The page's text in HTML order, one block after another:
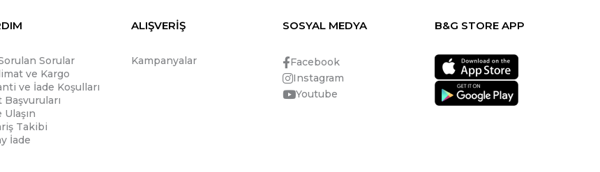
Sorular
ve Kargo
ve İade Koşulları
Başvuruları
Ulaşın
Takibi
İade
ALIŞVERİŞ
Kampanyalar
SOSYAL MEDYA
Facebook
Instagram
Youtube
B&G STORE APP